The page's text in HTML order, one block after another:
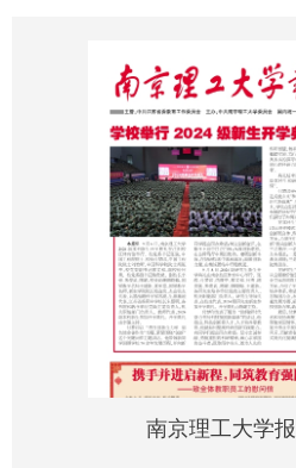
南京理工大学